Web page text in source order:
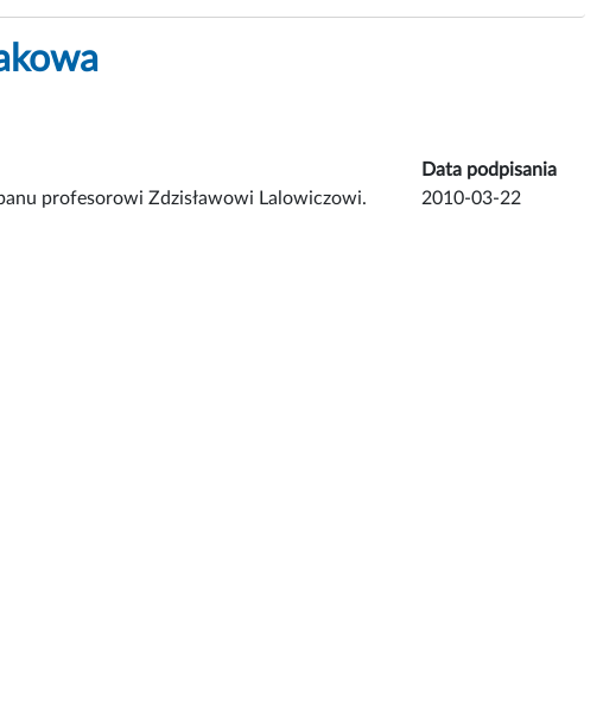
Data podpisania
profesorowi Zdzisławowi Lalowiczowi. 2010-03-22